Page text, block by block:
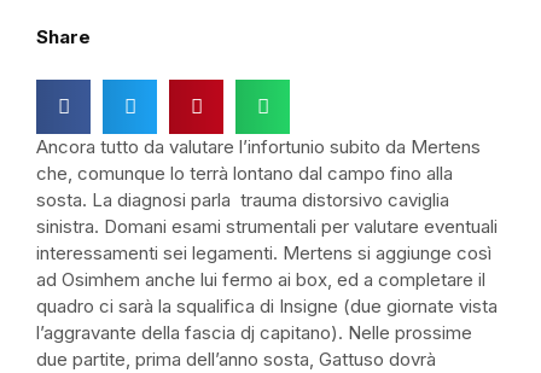
Share
Ancora tutto da valutare l’infortunio subito da Mertens
che, comunque lo terrà lontano dal campo fino alla
sosta. La diagnosi parla trauma distorsivo caviglia
sinistra. Domani esami strumentali per valutare eventuali
interessamenti sei legamenti. Mertens si aggiunge così
ad Osimhem anche lui fermo ai box, ed a completare il
quadro ci sarà la squalifica di Insigne (due giornate vista
l’aggravante della fascia dj capitano). Nelle prossime
due partite, prima dell’anno sosta, Gattuso dovrà